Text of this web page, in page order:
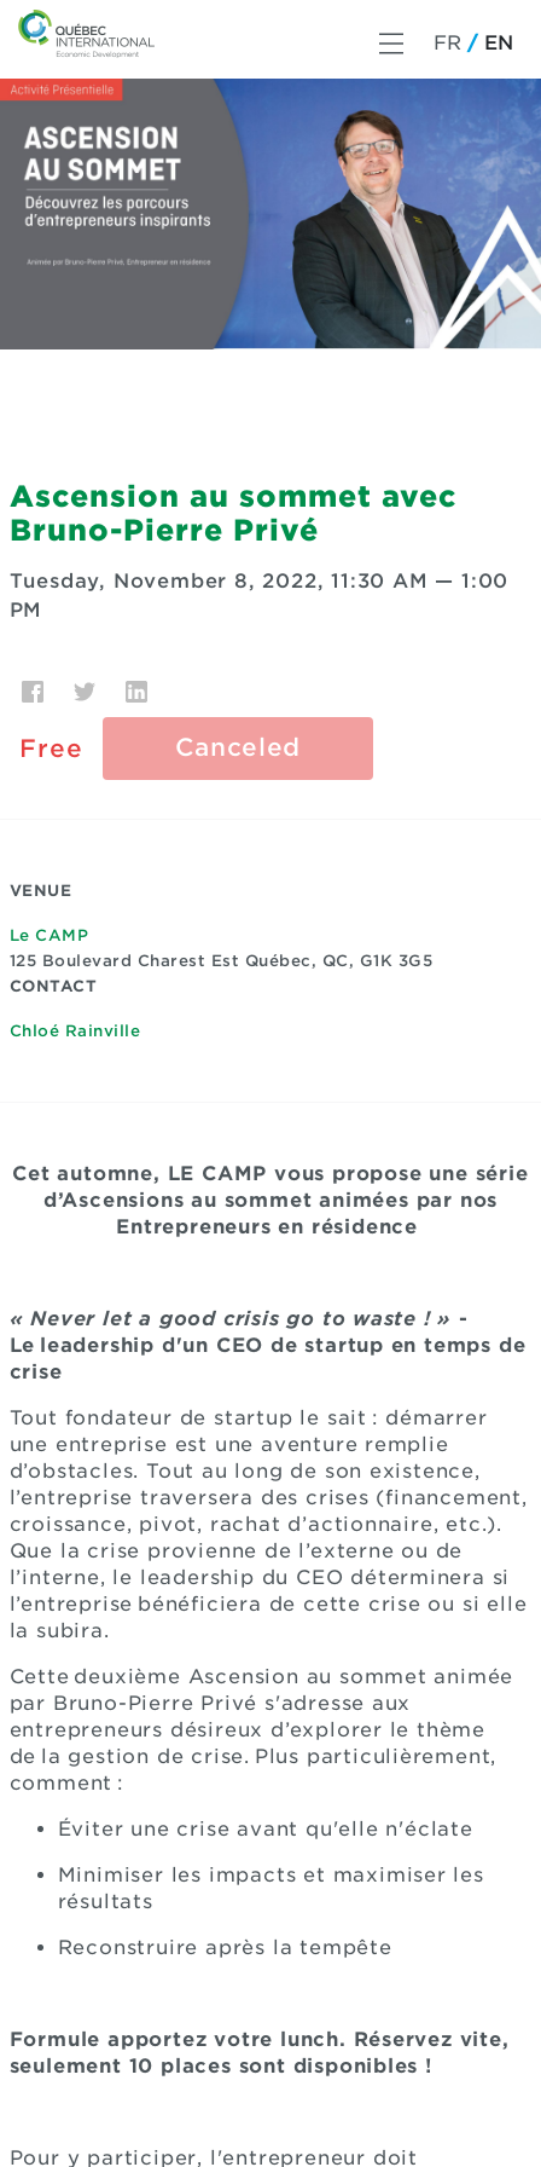
FR EN
Ascension au sommet avec
Bruno-Pierre Privé
Tuesday, November 8, 2022, 11:30 AM — 1:00
PM
Free Canceled
VENUE
Le CAMP
125 Boulevard Charest Est Québec, QC, G1K 3G5
CONTACT
Chloé Rainville
Cet automne, LE CAMP vous propose une série
d’Ascensions au sommet animées par nos
Entrepreneurs en résidence
« Never let a good crisis go to waste ! » -
Le leadership d'un CEO de startup en temps de
crise
Tout fondateur de startup le sait : démarrer
une entreprise est une aventure remplie
d’obstacles. Tout au long de son existence,
l’entreprise traversera des crises (financement,
croissance, pivot, rachat d’actionnaire, etc.).
Que la crise provienne de l’externe ou de
l’interne, le leadership du CEO déterminera si
l’entreprise bénéficiera de cette crise ou si elle
la subira.
Cette deuxième Ascension au sommet animée
par Bruno-Pierre Privé s'adresse aux
entrepreneurs désireux d’explorer le thème
de la gestion de crise. Plus particulièrement,
comment :
Éviter une crise avant qu'elle n'éclate
Minimiser les impacts et maximiser les
résultats
Reconstruire après la tempête
Formule apportez votre lunch. Réservez vite,
seulement 10 places sont disponibles !
Pour y participer, l'entrepreneur doit